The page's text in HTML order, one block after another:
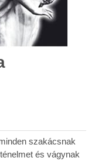
szakácsnak
és vágynak